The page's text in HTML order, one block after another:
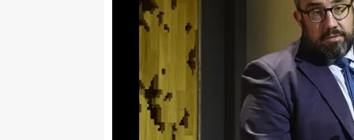
PAMPLONA, 3 Jun. (EUROPA
El Gobierno de Navarra ha
dolor y la consternación" por el
Foral en un accidente de